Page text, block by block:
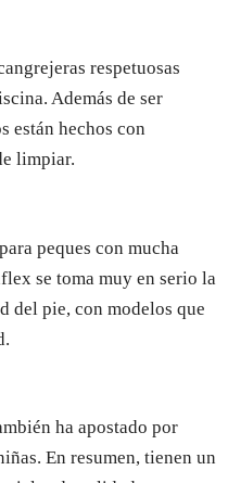
respetuosas
Además de ser
están hechos con
limpiar.
peques con mucha
se toma muy en serio la
del pie, con modelos que
ha apostado por
En resumen, tienen un